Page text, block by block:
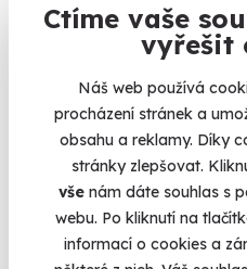
Ctíme vaše
vyřešit
Náš web používá
procházení stránek a
obsahu a reklamy. Díky
stránky zlepšovat.
vše nám dáte souhlas s
webu. Po kliknutí na
informací o cookies a
Volný termín už 09. 08.